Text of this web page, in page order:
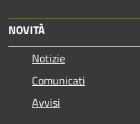
NOVITÀ
Notizie
Comunicati
Avvisi